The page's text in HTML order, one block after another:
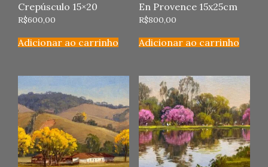
Crepúsculo 15×20
R$600,00
Adicionar ao carrinho
En Provence 15x25cm
R$800,00
Adicionar ao carrinho